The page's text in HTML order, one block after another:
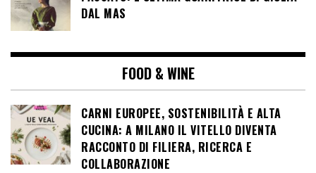
DAL MAS
FOOD & WINE
CARNI EUROPEE, SOSTENIBILITÀ E ALTA
CUCINA: A MILANO IL VITELLO DIVENTA
RACCONTO DI FILIERA, RICERCA E
COLLABORAZIONE